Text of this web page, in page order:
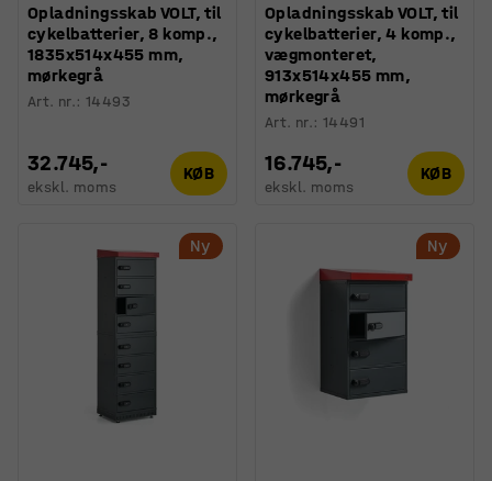
Opladningsskab VOLT, til
cykelbatterier, 8 komp.,
1835x514x455 mm,
mørkegrå
Art. nr.:14493
32.745,-
ekskl. moms
KØB
Opladningsskab VOLT, til
cykelbatterier, 4 komp.,
vægmonteret,
913x514x455 mm,
mørkegrå
Art. nr.:14491
16.745,-
ekskl. moms
KØB
Ny Ny